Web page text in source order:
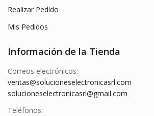
Realizar Pedido
Mis Pedidos
Información de la Tienda
Correos electrónicos:
ventas@solucioneselectronicasrl.com
solucioneselectronicasrl@gmail.com
Teléfonos: